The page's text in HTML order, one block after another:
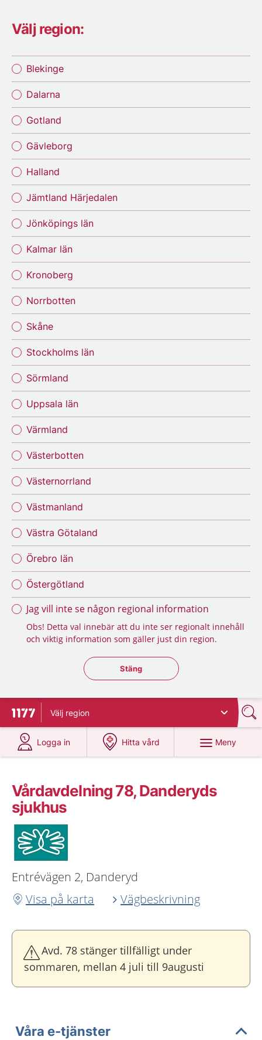
Välj region:
Blekinge
Dalarna
Gotland
Gävleborg
Halland
Jämtland Härjedalen
Jönköpings län
Kalmar län
Kronoberg
Norrbotten
Skåne
Stockholms län
Sörmland
Uppsala län
Värmland
Västerbotten
Västernorrland
Västmanland
Västra Götaland
Örebro län
Östergötland
Jag vill inte se någon regional information
Obs! Detta val innebär att du inte ser regionalt innehåll
och viktig information som gäller just din region.
Stäng regionsväljaren
Stäng
Till startsidan för 1177
Välj region
Logga in
på 1177.se
Hitta vård
på 1177.se
Meny
Vårdavdelning 78, Danderyds
sjukhus
Entrévägen 2, Danderyd
Visa på karta
Vägbeskrivning
Avd. 78 stänger tillfälligt under
sommaren, mellan 4 juli till 9augusti
Våra e-tjänster